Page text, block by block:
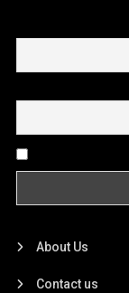
About Us
Contact us